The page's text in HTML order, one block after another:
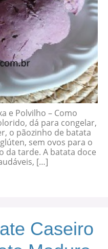
e Polvilho – Como
dá para congelar,
o pãozinho de batata
sem ovos para o
da tarde. A batata doce
[…]
Caseiro